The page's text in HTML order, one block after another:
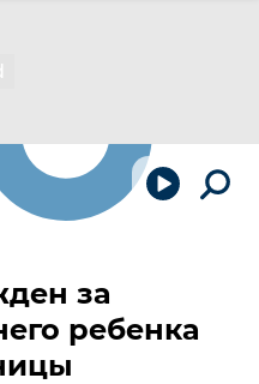
за
ребенка